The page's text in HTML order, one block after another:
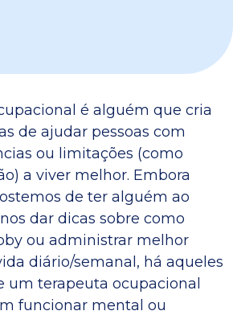
é alguém que cria
de ajudar pessoas com
ou limitações (como
a viver melhor. Embora
de ter alguém ao
dar dicas sobre como
ou administrar melhor
diário/semanal, há aqueles
um terapeuta ocupacional
funcionar mental ou